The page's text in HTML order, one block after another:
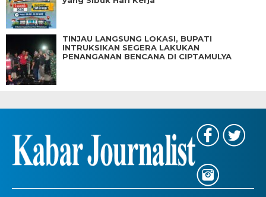
TINJAU LANGSUNG LOKASI, BUPATI
INTRUKSIKAN SEGERA LAKUKAN
PENANGANAN BENCANA DI CIPTAMULYA